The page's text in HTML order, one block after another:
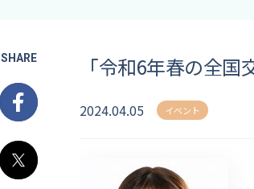
SHARE
Facebook
X
「令和6年春の全
2024.04.05 イベント